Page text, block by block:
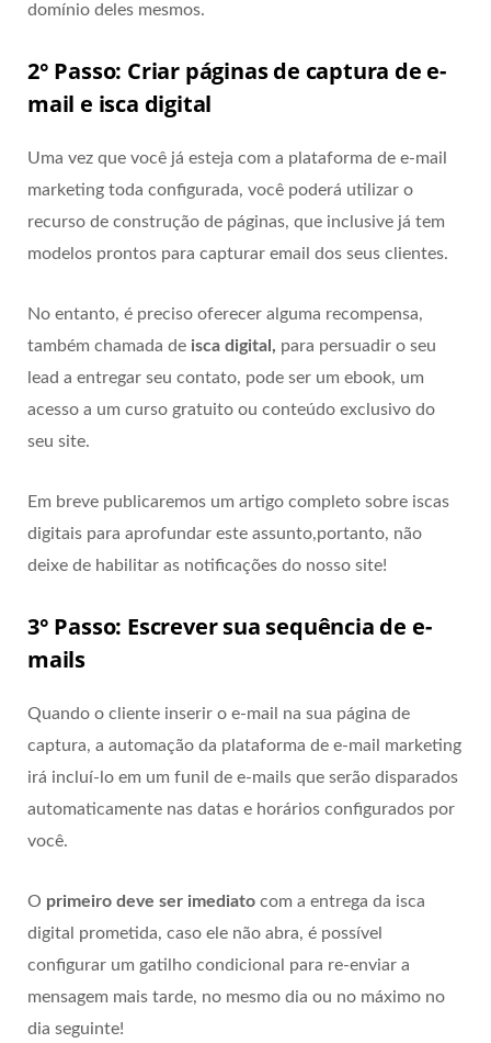
domínio deles mesmos.
2° Passo: Criar páginas de captura de e-
mail e isca digital
Uma vez que você já esteja com a plataforma de e-mail
marketing toda configurada, você poderá utilizar o
recurso de construção de páginas, que inclusive já tem
modelos prontos para capturar email dos seus clientes.
No entanto, é preciso oferecer alguma recompensa,
também chamada de isca digital, para persuadir o seu
lead a entregar seu contato, pode ser um ebook, um
acesso a um curso gratuito ou conteúdo exclusivo do
seu site.
Em breve publicaremos um artigo completo sobre iscas
digitais para aprofundar este assunto,portanto, não
deixe de habilitar as notificações do nosso site!
3° Passo: Escrever sua sequência de e-
mails
Quando o cliente inserir o e-mail na sua página de
captura, a automação da plataforma de e-mail marketing
irá incluí-lo em um funil de e-mails que serão disparados
automaticamente nas datas e horários configurados por
você.
O primeiro deve ser imediato com a entrega da isca
digital prometida, caso ele não abra, é possível
configurar um gatilho condicional para re-enviar a
mensagem mais tarde, no mesmo dia ou no máximo no
dia seguinte!